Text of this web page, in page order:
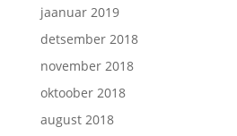
jaanuar 2019
detsember 2018
november 2018
oktoober 2018
august 2018